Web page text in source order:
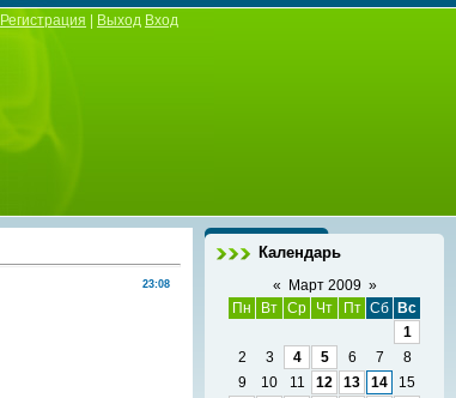
Регистрация Выход Вход
23:08
Календарь
« Март 2009 »
Пн
Вт Ср Чт Пт Сб
Вс
1
2
3 4 5 6 7
8
9
10 11 12 13 14
15